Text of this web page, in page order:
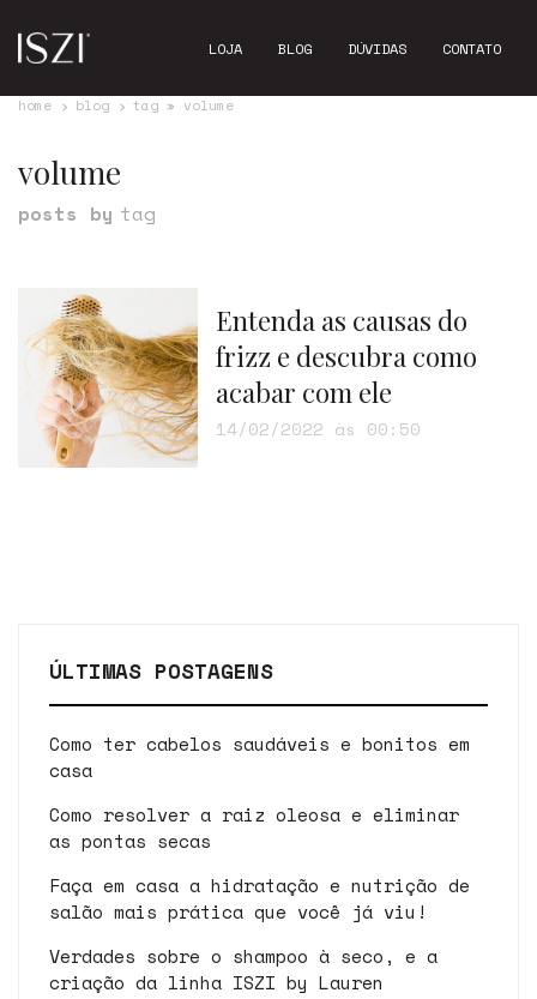
LOJA BLOG DÚVIDAS CONTATO
home blog tag » volume
volume
posts by tag
Entenda as causas do
frizz e descubra como
acabar com ele
14/02/2022 às 00:50
ÚLTIMAS POSTAGENS
Como ter cabelos saudáveis e bonitos em
casa
Como resolver a raiz oleosa e eliminar
as pontas secas
Faça em casa a hidratação e nutrição de
salão mais prática que você já viu!
Verdades sobre o shampoo à seco, e a
criação da linha ISZI by Lauren